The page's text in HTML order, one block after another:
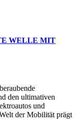
WELLE MIT
den ultimativen
und
der Mobilität prägt